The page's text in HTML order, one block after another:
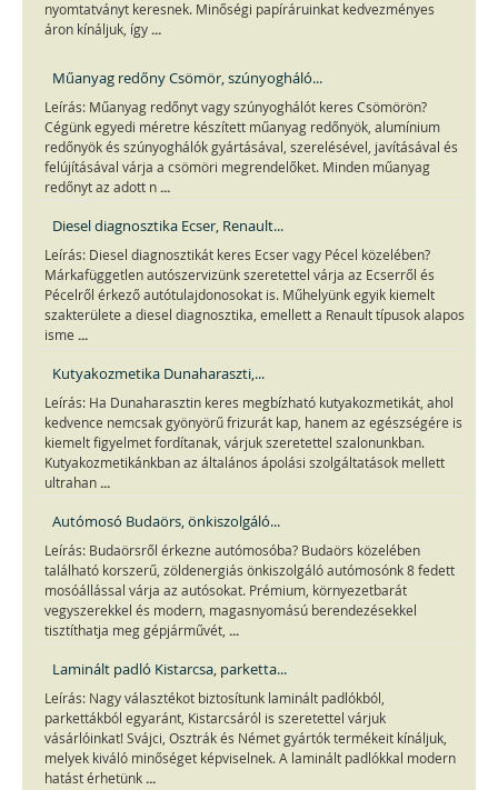
nyomtatványt keresnek. Minőségi papíráruinkat kedvezményes
áron kínáljuk, így ...
Műanyag redőny Csömör, szúnyogháló...
Leírás: Műanyag redőnyt vagy szúnyoghálót keres Csömörön?
Cégünk egyedi méretre készített műanyag redőnyök, alumínium
redőnyök és szúnyoghálók gyártásával, szerelésével, javításával és
felújításával várja a csömöri megrendelőket. Minden műanyag
redőnyt az adott n ...
Diesel diagnosztika Ecser, Renault...
Leírás: Diesel diagnosztikát keres Ecser vagy Pécel közelében?
Márkafüggetlen autószervizünk szeretettel várja az Ecserről és
Pécelről érkező autótulajdonosokat is. Műhelyünk egyik kiemelt
szakterülete a diesel diagnosztika, emellett a Renault típusok alapos
isme ...
Kutyakozmetika Dunaharaszti,...
Leírás: Ha Dunaharasztin keres megbízható kutyakozmetikát, ahol
kedvence nemcsak gyönyörű frizurát kap, hanem az egészségére is
kiemelt figyelmet fordítanak, várjuk szeretettel szalonunkban.
Kutyakozmetikánkban az általános ápolási szolgáltatások mellett
ultrahan ...
Autómosó Budaörs, önkiszolgáló...
Leírás: Budaörsről érkezne autómosóba? Budaörs közelében
található korszerű, zöldenergiás önkiszolgáló autómosónk 8 fedett
mosóállással várja az autósokat. Prémium, környezetbarát
vegyszerekkel és modern, magasnyomású berendezésekkel
tisztíthatja meg gépjárművét, ...
Laminált padló Kistarcsa, parketta...
Leírás: Nagy választékot biztosítunk laminált padlókból,
parkettákból egyaránt, Kistarcsáról is szeretettel várjuk
vásárlóinkat! Svájci, Osztrák és Német gyártók termékeit kínáljuk,
melyek kiváló minőséget képviselnek. A laminált padlókkal modern
hatást érhetünk ...